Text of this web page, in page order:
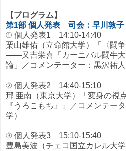
【プログラム】
第1部 個人発表 司会：早川敦子
① 個人発表1 14:10-14:40
栗山雄佑（立命館大学）「〈闘
――又吉栄喜「カーニバル闘牛大
論」／コメンテーター：黒沢祐
② 個人発表2 14:40-15:10
邢 亜南（東京大学）「変身の視
『うろこもち』」／コメンテー
学）
③ 個人発表3 15:10-15:40
豊島美波（チェコ国立カレル大